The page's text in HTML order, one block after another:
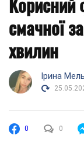
смачної
хвилин
Ірина
0 0